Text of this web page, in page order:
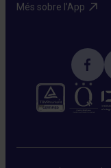
Més sobre l’App​